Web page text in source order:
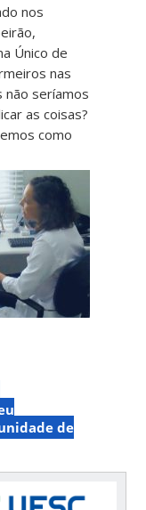
nos
Único de
nas
não seríamos
as coisas?
como
de